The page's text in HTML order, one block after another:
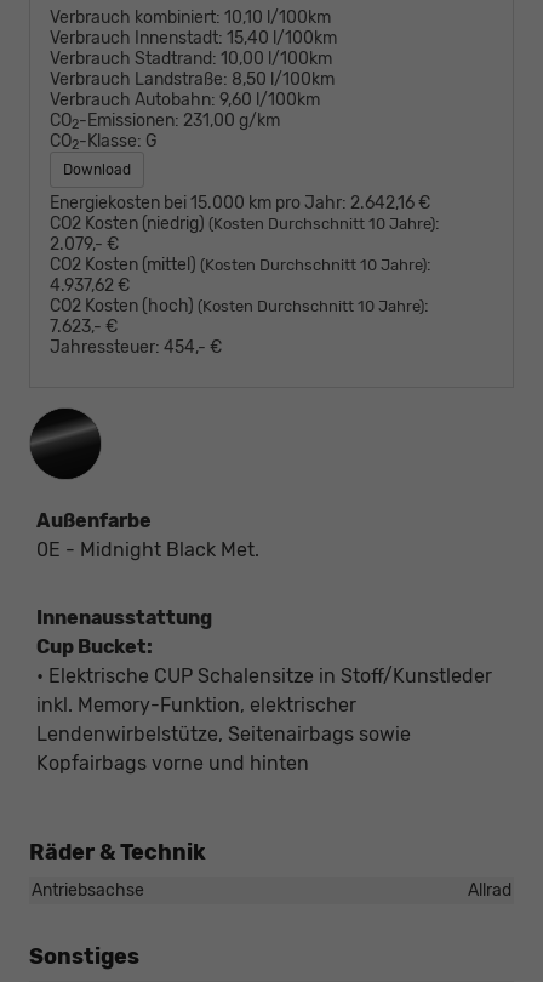
Verbrauch kombiniert: 10,10 l/100km
Verbrauch Innenstadt: 15,40 l/100km
Verbrauch Stadtrand: 10,00 l/100km
Verbrauch Landstraße: 8,50 l/100km
Verbrauch Autobahn: 9,60 l/100km
CO2-Emissionen: 231,00 g/km
CO2-Klasse: G
Download
Energiekosten bei 15.000 km pro Jahr: 2.642,16 €
CO2 Kosten (niedrig) (Kosten Durchschnitt 10 Jahre):
2.079,- €
CO2 Kosten (mittel) (Kosten Durchschnitt 10 Jahre):
4.937,62 €
CO2 Kosten (hoch) (Kosten Durchschnitt 10 Jahre):
7.623,- €
Jahressteuer: 454,- €
Außenfarbe
0E - Midnight Black Met.
Innenausstattung
Cup Bucket:
• Elektrische CUP Schalensitze in Stoff/Kunstleder
inkl. Memory-Funktion, elektrischer
Lendenwirbelstütze, Seitenairbags sowie
Kopfairbags vorne und hinten
Räder & Technik
Antriebsachse Allrad
Sonstiges